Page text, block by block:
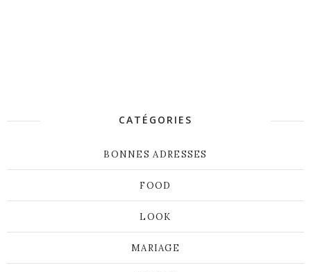
CATÉGORIES
BONNES ADRESSES
FOOD
LOOK
MARIAGE